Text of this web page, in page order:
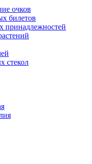
очков
билетов
принадлежностей
стекол